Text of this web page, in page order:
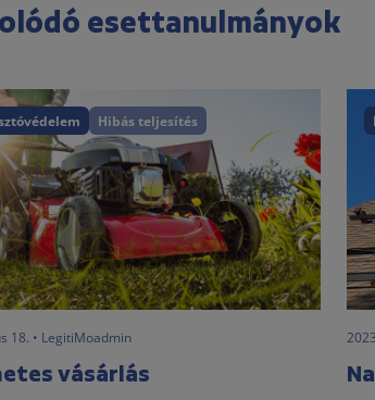
esettanulmányok
Hibás teljesítés
18. • LegitiMoadmin
vásárlás